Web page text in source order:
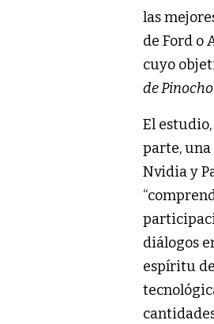
las
de Ford o
cuyo
de Pinocho
El
parte,
Nvidia y
diálogos
espíritu